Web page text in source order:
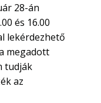
28-án
és 16.00
lekérdezhető
megadott
tudják
az